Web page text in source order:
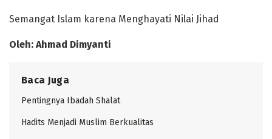
Semangat Islam karena Menghayati Nilai Jihad
Oleh: Ahmad Dimyanti
Baca Juga
Pentingnya Ibadah Shalat
Hadits Menjadi Muslim Berkualitas